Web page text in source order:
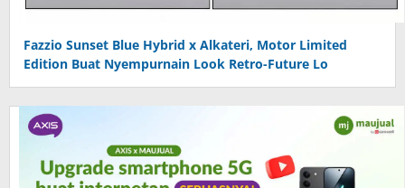
Fazzio Sunset Blue Hybrid x Alkateri, Motor Limited
Edition Buat Nyempurnain Look Retro-Future Lo